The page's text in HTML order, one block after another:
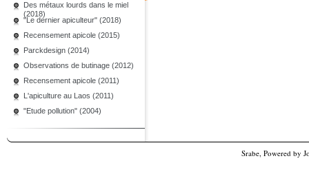
Des métaux lourds dans le miel
(2018)
"Le dernier apiculteur" (2018)
Recensement apicole (2015)
Parckdesign (2014)
Observations de butinage (2012)
Recensement apicole (2011)
L'apiculture au Laos (2011)
"Etude pollution" (2004)
Srabe, Powered by